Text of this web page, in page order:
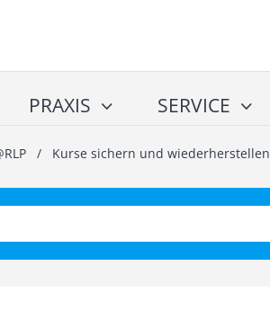
PRAXIS SERVICE
/ Kurse sichern und wiederherstellen